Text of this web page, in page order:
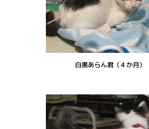
白黒あらん君（４か月）